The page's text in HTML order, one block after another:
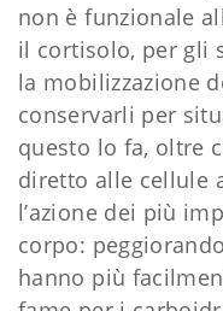
non è funzionale
il cortisolo, per gli
la mobilizzazione
conservarli per
questo lo fa, oltre
diretto alle cellule
l’azione dei più
corpo:
hanno più